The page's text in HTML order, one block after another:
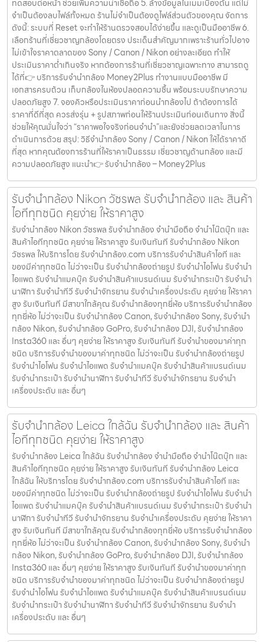
ทดสอบต่อหน้า ช่วยเพิ่มความน่าเชื่อถือ 5. ล้างข้อมูลในเมมเบื้องต้น แต่ไม่
จำเป็นต้องลบไฟล์ทั้งหมด ร้านไม่จำเป็นต้องดูไฟล์ส่วนตัวของคุณ จัดการ
ดังนี้: ระบบที่ Reset จะทำให้ร้านตรวจสอบได้ง่ายขึ้น และดูเป็นมืออาชีพ 6.
เลือกร้านที่เชี่ยวชาญกล้องโดยตรง ประเด็นสำคัญมากเพราะร้านทั่วไปอาจ
ไม่เข้าใจราคาตลาดของ Sony / Canon / Nikon อย่างละเอียด ทำให้
ประเมินราคาต่ำเกินจริง หากต้องการร้านที่เชี่ยวชาญเฉพาะทาง สามารถดู
ได้ที่👉 บริการรับจำนำกล้อง Money2Plus ทำงานแบบมืออาชีพ มี
เอกสารครบถ้วน เก็บกล้องในห้องปลอดความชื้น พร้อมระบบรักษาความ
ปลอดภัยสูง 7. จองคิวหรือประเมินราคาก่อนนำกล้องไป ถ้าต้องการได้
ราคาที่ดีที่สุด ควรส่งรุ่น + รูปสภาพก่อนให้ร้านประเมินก่อนเดินทาง สิ่งนี้
ช่วยให้คุณมั่นใจว่า “ราคาพอใจจริงก่อนจำนำ”และยังช่วยลดเวลาในการ
ดำเนินการด้วย สรุป: วิธีจำนำกล้อง Sony / Canon / Nikon ให้ได้ราคาดี
ที่สุด หากคุณต้องการร้านที่ให้ราคาเป็นธรรม เชี่ยวชาญด้านกล้อง และมี
ความปลอดภัยสูง แนะนำ👉 รับจำนำกล้อง – Money2Plus
รับจำนำกล้อง Nikon วัชรพล รับจํานํากล้อง และ สินค้า
ไอทีทุกชนิด คุยง่าย ให้ราคาสูง
รับจำนำกล้อง Nikon วัชรพล รับจํานํากล้อง จำนำมือถือ จำนำโน๊ตบุ๊ก และ
สินค้าไอทีทุกชนิด คุยง่าย ให้ราคาสูง รับเงินทันที รับจำนำกล้อง Nikon
วัชรพล ให้บริการโดย รับจํานํากล้อง.com บริการรับจํานําสินค้าไอที และ
ของมีค่าทุกชนิด ไม่ว่าจะเป็น รับจํานํากล้องถ่ายรูป รับจํานําไอโฟน รับจํานํา
ไอแพด รับจํานําแมคบุ๊ค รับจํานําสินค้าแบรนด์เนม รับจํานํากระเป๋า รับจํานํา
นาฬิกา รับจํานําทีวี รับจํานําจักรยาน รับจํานําเครื่องประดับ คุยง่าย ให้ราคา
สูง รับเงินทันที มีสาขาใกล้คุณ รับจำนำกล้องทุกยี่ห้อ บริการรับจำนำกล้อง
ทุกยี่ห้อ ไม่ว่าจะเป็น รับจำนำกล้อง Canon, รับจำนำกล้อง Sony, รับจำนำ
กล้อง Nikon, รับจำนำกล้อง GoPro, รับจำนำกล้อง DJI, รับจำนำกล้อง
Insta360 และ อื่นๆ คุยง่าย ให้ราคาสูง รับเงินทันที รับจำนำของมาค่าทุก
ชนิด บริการรับจำนำของมาค่าทุกชนิด ไม่ว่าจะเป็น รับจํานํากล้องถ่ายรูป
รับจํานําไอโฟน รับจํานําไอแพด รับจํานําแมคบุ๊ค รับจํานําสินค้าแบรนด์เนม
รับจํานํากระเป๋า รับจํานํานาฬิกา รับจํานําทีวี รับจํานําจักรยาน รับจํานํา
เครื่องประดับ และ อื่นๆ
รับจำนำกล้อง Leica ใกล้ฉัน รับจํานํากล้อง และ สินค้า
ไอทีทุกชนิด คุยง่าย ให้ราคาสูง
รับจำนำกล้อง Leica ใกล้ฉัน รับจํานํากล้อง จำนำมือถือ จำนำโน๊ตบุ๊ก และ
สินค้าไอทีทุกชนิด คุยง่าย ให้ราคาสูง รับเงินทันที รับจำนำกล้อง Leica
ใกล้ฉัน ให้บริการโดย รับจํานํากล้อง.com บริการรับจํานําสินค้าไอที และ
ของมีค่าทุกชนิด ไม่ว่าจะเป็น รับจํานํากล้องถ่ายรูป รับจํานําไอโฟน รับจํานํา
ไอแพด รับจํานําแมคบุ๊ค รับจํานําสินค้าแบรนด์เนม รับจํานํากระเป๋า รับจํานํา
นาฬิกา รับจํานําทีวี รับจํานําจักรยาน รับจํานําเครื่องประดับ คุยง่าย ให้ราคา
สูง รับเงินทันที มีสาขาใกล้คุณ รับจำนำกล้องทุกยี่ห้อ บริการรับจำนำกล้อง
ทุกยี่ห้อ ไม่ว่าจะเป็น รับจำนำกล้อง Canon, รับจำนำกล้อง Sony, รับจำนำ
กล้อง Nikon, รับจำนำกล้อง GoPro, รับจำนำกล้อง DJI, รับจำนำกล้อง
Insta360 และ อื่นๆ คุยง่าย ให้ราคาสูง รับเงินทันที รับจำนำของมาค่าทุก
ชนิด บริการรับจำนำของมาค่าทุกชนิด ไม่ว่าจะเป็น รับจํานํากล้องถ่ายรูป
รับจํานําไอโฟน รับจํานําไอแพด รับจํานําแมคบุ๊ค รับจํานําสินค้าแบรนด์เนม
รับจํานํากระเป๋า รับจํานํานาฬิกา รับจํานําทีวี รับจํานําจักรยาน รับจํานํา
เครื่องประดับ และ อื่นๆ